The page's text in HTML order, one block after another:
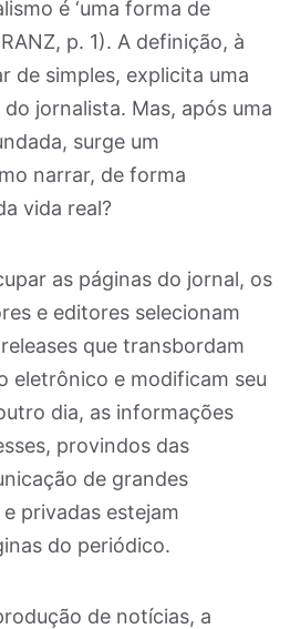
é ‘uma forma de
p. 1). A definição, à
de simples, explicita uma
jornalista. Mas, após uma
surge um
narrar, de forma
vida real?
as páginas do jornal, os
e editores selecionam
que transbordam
eletrônico e modificam seu
dia, as informações
provindos das
de grandes
privadas estejam
do periódico.
de notícias, a